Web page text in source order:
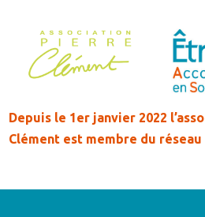
Depuis le 1er janvier 2022
Clément est membre du réseau